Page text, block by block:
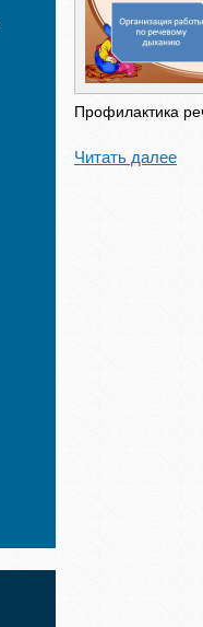
Профилактика
Читать далее